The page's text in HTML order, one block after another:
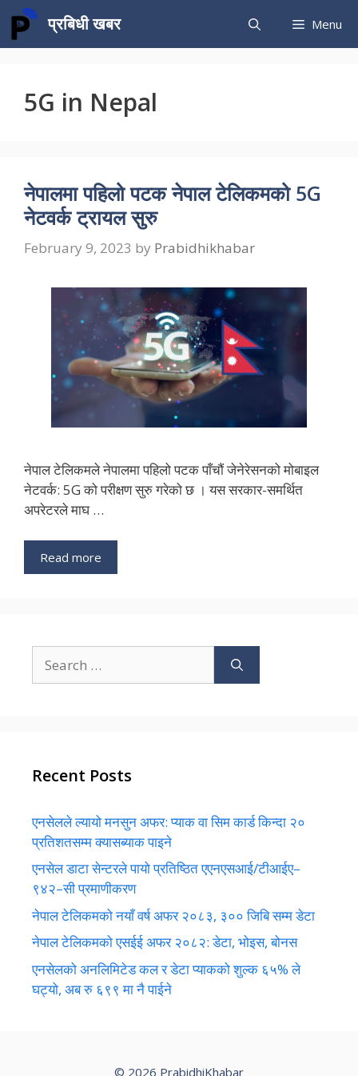
Skip
content
प्रबिधी खबर Menu
5G in Nepal
नेपालमा पहिलो पटक नेपाल टेलिकमको 5G
नेटवर्क ट्रायल सुरु
February 9, 2023 by Prabidhikhabar
नेपाल टेलिकमले नेपालमा पहिलो पटक पाँचौं जेनेरेसनको मोबाइल
नेटवर्क: 5G को परीक्षण सुरु गरेको छ । यस सरकार-समर्थित
अपरेटरले माघ …
Read more
for:
Recent Posts
एनसेलले ल्यायो मनसुन अफर: प्याक वा सिम कार्ड किन्दा २०
प्रतिशतसम्म क्यासब्याक पाइने
एनसेल डाटा सेन्टरले पायो प्रतिष्ठित एएनएसआई/टीआईए–
९४२–सी प्रमाणीकरण
नेपाल टेलिकमको नयाँ वर्ष अफर २०८३, ३०० जिबि सम्म डेटा
नेपाल टेलिकमको एसईई अफर २०८२: डेटा, भोइस, बोनस
एनसेलको अनलिमिटेड कल र डेटा प्याकको शुल्क ६५% ले
घट्यो, अब रु ६९९ मा नै पाईने
© 2026 PrabidhiKhabar